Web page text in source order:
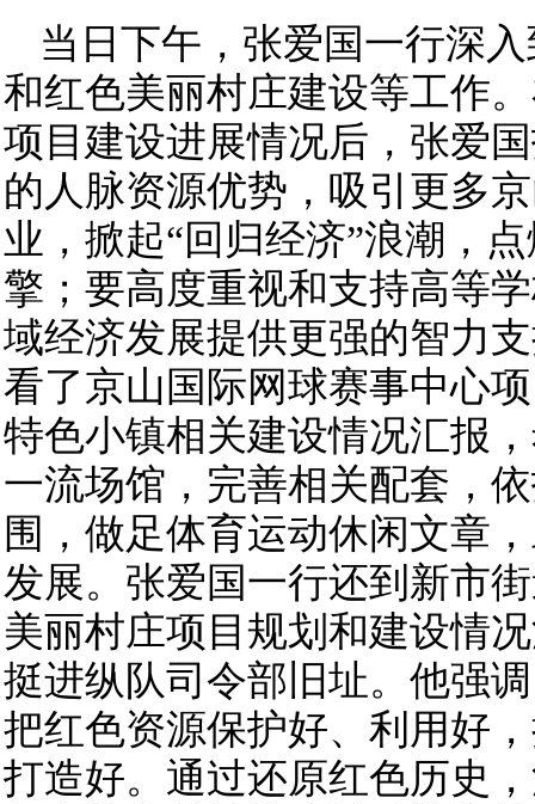
当日下午，张爱国一行深
和红色美丽村庄建设等工作
项目建设进展情况后，张爱
的人脉资源优势，吸引更多
业，掀起“回归经济”浪潮，
擎；要高度重视和支持高等
域经济发展提供更强的智力
看了京山国际网球赛事中心
特色小镇相关建设情况汇报
一流场馆，完善相关配套，
围，做足体育运动休闲文章
发展。张爱国一行还到新市
美丽村庄项目规划和建设情
挺进纵队司令部旧址。他强
把红色资源保护好、利用好
打造好。通过还原红色历史